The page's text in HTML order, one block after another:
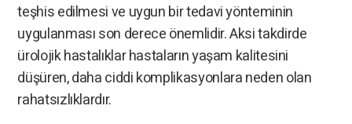
teşhis edilmesi ve uygun bir tedavi yönteminin
uygulanması son derece önemlidir. Aksi takdirde
ürolojik hastalıklar hastaların yaşam kalitesini
düşüren, daha ciddi komplikasyonlara neden olan
rahatsızlıklardır.